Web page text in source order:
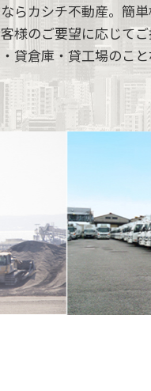
らカシチ不動産。簡
様のご要望に応じて
貸倉庫・貸工場のこ